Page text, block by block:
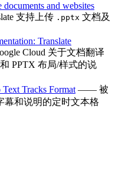
and websites
支持上传 .pptx 文档及
Translate
Cloud 关于文档翻译
PPTX 布局/样式的说
Tracks Format —— 被
幕和说明的定时文本格